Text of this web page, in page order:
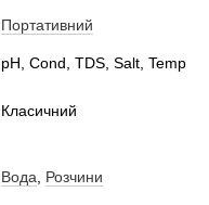
Портативний
pH, Cond, TDS, Salt, Temp
Класичний
Вода Розчини